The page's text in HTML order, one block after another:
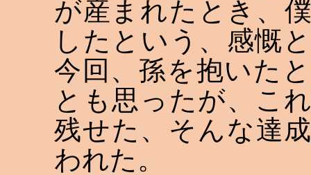
が産まれたとき、
したという、感慨
今回、孫を抱いた
とも思ったが、こ
残せた、そんな達
われた。